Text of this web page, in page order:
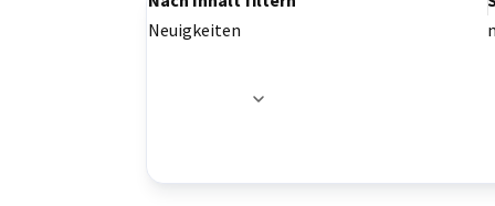
Czech Republic
Filteroptionen wurden erfolgreich aktualisiert
Neuigkeiten